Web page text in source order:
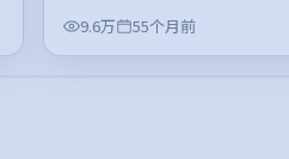
9.6万 55个月前